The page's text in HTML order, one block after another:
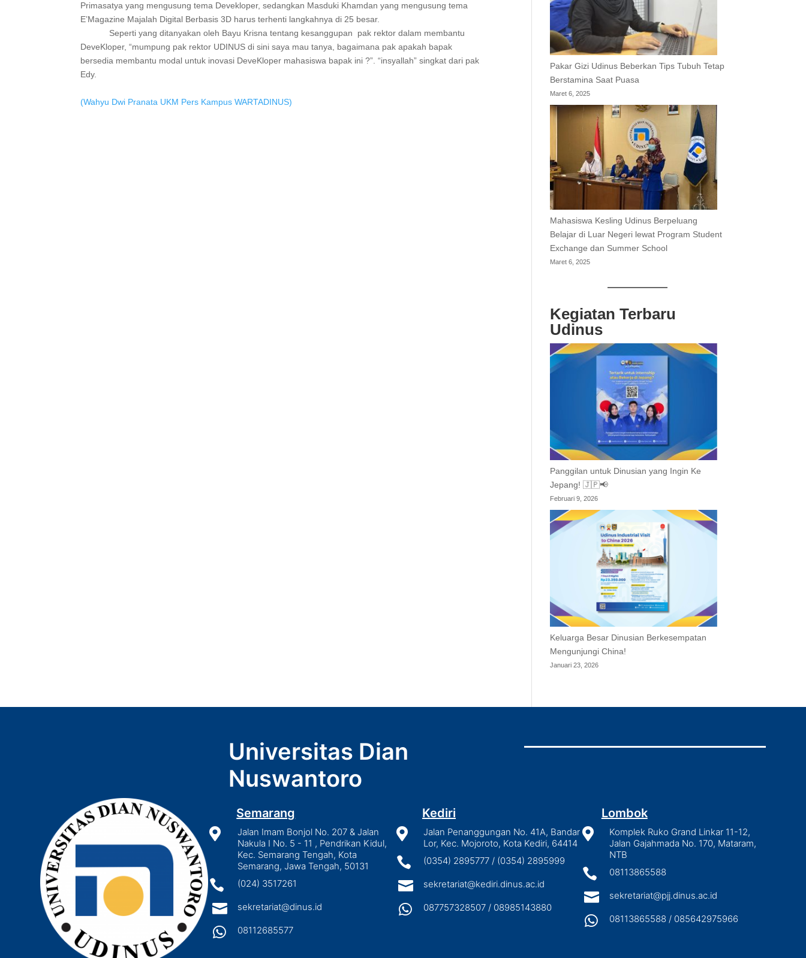
Primasatya yang mengusung tema Devekloper, sedangkan Masduki Khamdan yang mengusung tema
E’Magazine Majalah Digital Berbasis 3D harus terhenti langkahnya di 25 besar.
Seperti yang ditanyakan oleh Bayu Krisna tentang kesanggupan pak rektor dalam membantu
DeveKloper, “mumpung pak rektor UDINUS di sini saya mau tanya, bagaimana pak apakah bapak
bersedia membantu modal untuk inovasi DeveKloper mahasiswa bapak ini ?”. “insyallah” singkat dari pak
Edy.
(Wahyu Dwi Pranata UKM Pers Kampus WARTADINUS)
Pakar Gizi Udinus Beberkan Tips Tubuh Tetap
Berstamina Saat Puasa
Maret 6, 2025
Mahasiswa Kesling Udinus Berpeluang
Belajar di Luar Negeri lewat Program Student
Exchange dan Summer School
Maret 6, 2025
Kegiatan Terbaru
Udinus
Panggilan untuk Dinusian yang Ingin Ke
Jepang! 🇯🇵📢
Februari 9, 2026
Keluarga Besar Dinusian Berkesempatan
Mengunjungi China!
Januari 23, 2026
Universitas Dian
Nuswantoro
Semarang

Jalan Imam Bonjol No. 207 & Jalan
Nakula I No. 5 - 11 , Pendrikan Kidul,
Kec. Semarang Tengah, Kota
Semarang, Jawa Tengah, 50131
 (024) 3517261
 sekretariat@dinus.id
 08112685577
Kediri

Jalan Penanggungan No. 41A, Bandar
Lor, Kec. Mojoroto, Kota Kediri, 64414
 (0354) 2895777 / (0354) 2895999
 sekretariat@kediri.dinus.ac.id
 087757328507 / 08985143880
Lombok

Komplek Ruko Grand Linkar 11-12,
Jalan Gajahmada No. 170, Mataram,
NTB
 08113865588
 sekretariat@pjj.dinus.ac.id
 08113865588 / 085642975966